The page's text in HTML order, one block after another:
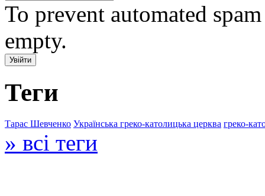
To prevent automated
empty.
Теги
Тарас Шевченко Українська греко-католицька церква греко-
» всі теги